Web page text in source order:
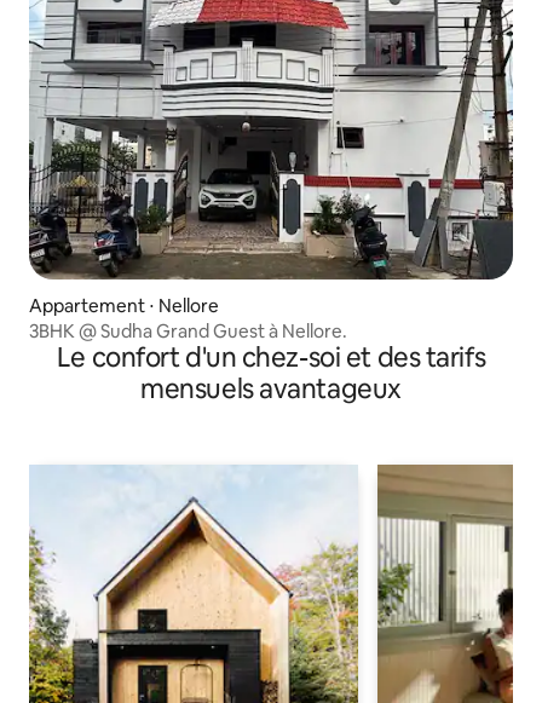
Appartement ⋅ Nellore
3BHK @ Sudha Grand Guest à Nellore.
Le confort d'un chez-soi et des tarifs
mensuels avantageux